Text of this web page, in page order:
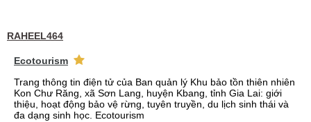
RAHEEL464
Ecotourism
Trang thông tin điện tử của Ban quản lý Khu bảo tồn thiên nhiên
Kon Chư Răng, xã Sơn Lang, huyện Kbang, tỉnh Gia Lai: giới
thiệu, hoạt động bảo vệ rừng, tuyên truyền, du lịch sinh thái và
đa dạng sinh học. Ecotourism